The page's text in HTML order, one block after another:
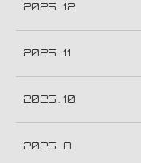
2025 . 12
2025 . 11
2025 . 10
2025 . 8